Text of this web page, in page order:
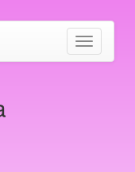
Toggle
navigation